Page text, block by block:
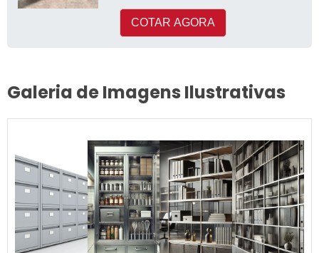
COTAR AGORA
Galeria de Imagens Ilustrativas